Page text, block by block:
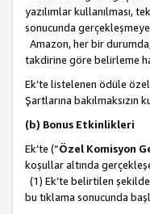
yazılımlar kullanılması,
sonucunda
Amazon, her bir
takdirine göre belirleme
Ek’te listelenen ödüle
Şartlarına bakılmaksızın
(b) Bonus Etkinlikleri
Ek’te (“Özel Komisyon
koşullar altında
(1) Ek’te belirtilen
bu tıklama sonucunda